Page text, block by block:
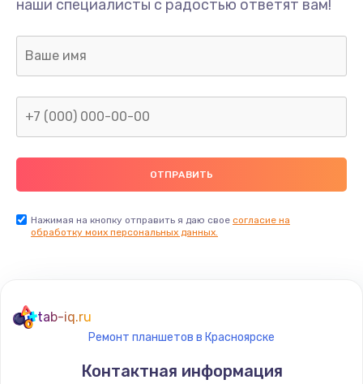
Ремонт предварительных цепей усиления (для
активных сабвуферов)
Ремонт после залития
Заказать
1400 руб.
наши специалисты с радостью ответят вам!
Нажимая на кнопку отправить я даю свое согласие на
обработку моих персональных данных.
tab-iq.ru
Ремонт планшетов в Красноярске
Контактная информация